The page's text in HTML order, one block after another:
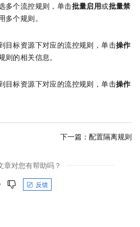
多个流控规则，单击批量启用或批量禁
多个规则。
目标资源下对应的流控规则，单击操作
则的相关信息。
目标资源下对应的流控规则，单击操作
下一篇： 配置隔离规则
章对您有帮助吗？
反馈